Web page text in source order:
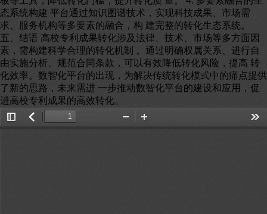
态系统构建 平台通过知识图谱技术，实现科技成果、市场需
求、服务机构等多要素的融合，构 建完整的转化生态系统。
五、结语 高校专利成果转化涉及法律、技术、市场等多方面因
素，需构建科学合理的转化机制 。通过明确权属关系、进行自
由实施分析、规范合同条款，可以有效降低转化风险，提高 转
化效率。数智化平台的出现，为解决传统转化模式中的痛点提供
了新的思路，未来需进 一步推动数智化平台的建设和应用，促
进高校专利成果的高效转化。
Toggle返
Zoom